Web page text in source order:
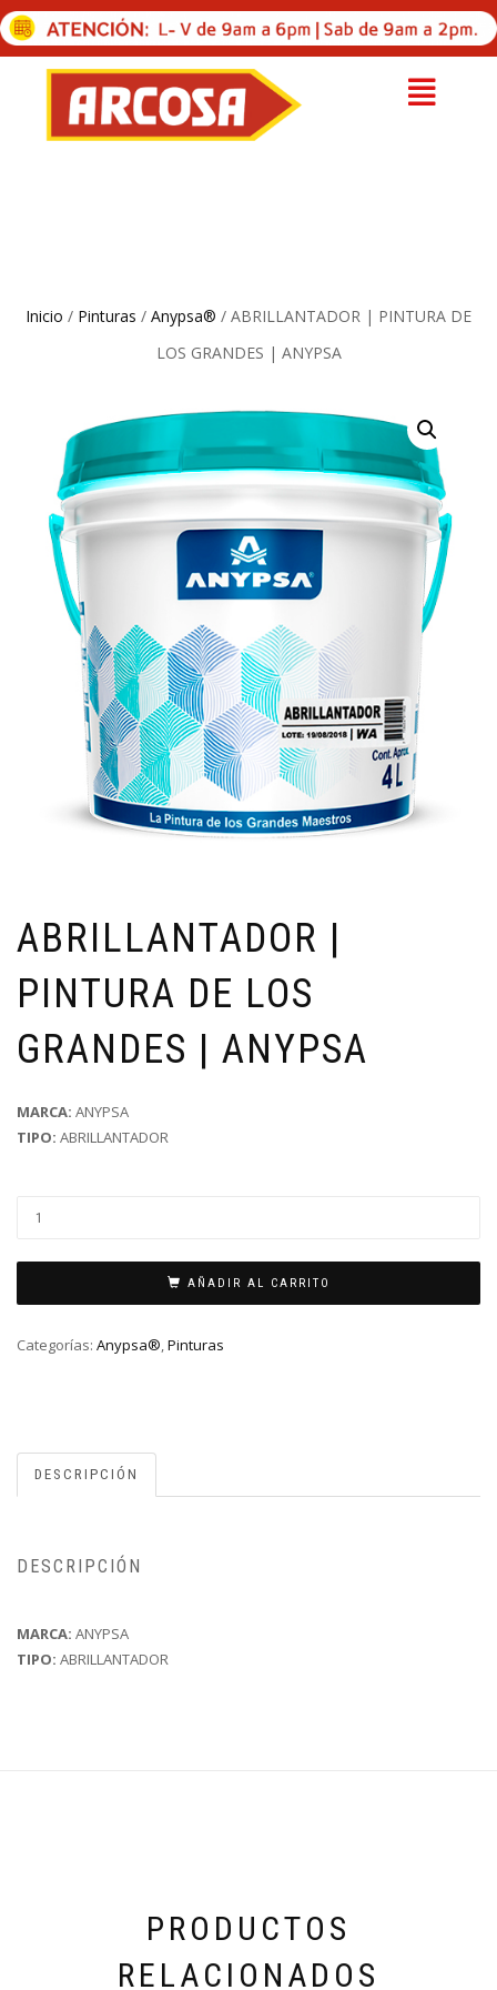
Inicio / Pinturas / Anypsa® / ABRILLANTADOR | PINTURA DE
LOS GRANDES | ANYPSA
ABRILLANTADOR |
PINTURA DE LOS
GRANDES | ANYPSA
MARCA: ANYPSA
TIPO: ABRILLANTADOR
AÑADIR AL CARRITO
Categorías: Anypsa® Pinturas
DESCRIPCIÓN
DESCRIPCIÓN
MARCA: ANYPSA
TIPO: ABRILLANTADOR
PRODUCTOS
RELACIONADOS